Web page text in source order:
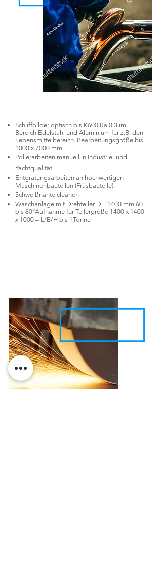
Schliffbilder optisch bis K600 Ra 0,3 im
Bereich Edelstahl und Aluminium für z.B. den
Lebensmittelbereich. Bearbeitungsgröße bis
1000 x 7000 mm.
Polierarbeiten manuell in Industrie- und
Yachtqualität.
Entgratungsarbeiten an hochwertigen
Maschinenbauteilen (Fräsbauteile).
Schweißnähte cleanen
Waschanlage mit Drehteller D= 1400 mm 60
bis 80°Aufnahme für Tellergröße 1400 x 1400
x 1000 – L/B/H bis 1Tonne